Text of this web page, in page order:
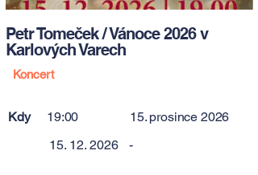
Petr Tomeček / Vánoce 2026 v
Karlových Varech
Koncert
Kdy 19:00
15. prosince 2026
15. 12. 2026
-